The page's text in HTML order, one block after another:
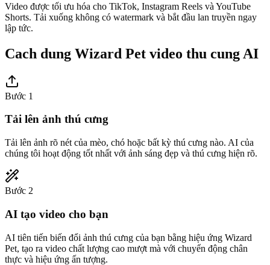
Video được tối ưu hóa cho TikTok, Instagram Reels và YouTube
Shorts. Tải xuống không có watermark và bắt đầu lan truyền ngay
lập tức.
Cach dung Wizard Pet video thu cung AI
Bước 1
Tải lên ảnh thú cưng
Tải lên ảnh rõ nét của mèo, chó hoặc bất kỳ thú cưng nào. AI của
chúng tôi hoạt động tốt nhất với ảnh sáng đẹp và thú cưng hiện rõ.
Bước 2
AI tạo video cho bạn
AI tiên tiến biến đổi ảnh thú cưng của bạn bằng hiệu ứng Wizard
Pet, tạo ra video chất lượng cao mượt mà với chuyển động chân
thực và hiệu ứng ấn tượng.